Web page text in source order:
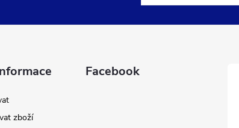
zboží
Facebook